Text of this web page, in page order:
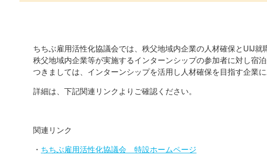
ちちぶ雇用活性化協議会では、秩父地域内企業の人材確保とUIJ就
秩父地域内企業等が実施するインターンシップの参加者に対し宿
つきましては、インターンシップを活用し人材確保を目指す企業
詳細は、下記関連リンクよりご確認ください。
関連リンク
・ ちちぶ雇用活性化協議会 特設ホームページ